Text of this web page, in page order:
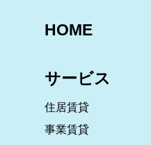
HOME
サービス
住居賃貸
事業賃貸